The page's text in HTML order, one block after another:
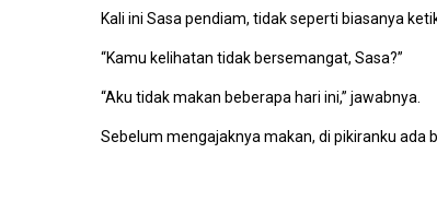
Kali ini Sasa pendiam, tidak seperti biasanya
“Kamu kelihatan tidak bersemangat, Sasa?”
“Aku tidak makan beberapa hari ini,” jawabnya.
Sebelum mengajaknya makan, di pikiranku ada